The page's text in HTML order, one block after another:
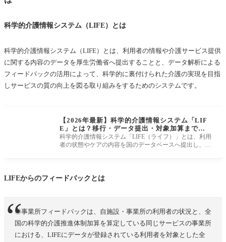
利用者フィードバック票の活用例
「LIFEへの情報提出が必要な加算とフィードバック
科学的介護推進ページ
栄養ページ
褥瘡ページ
自立支援ページ
LIFEへのデータ登録・フィードバックのマニュアル
科学的介護情報システム（LIFE）とは
科学的介護情報システム（LIFE）とは、利用者の情報や介護サービス提供
に関する内容のデータを厚生労働省へ提出することと、データ解析による
フィードバックの活用によって、科学的に裏付けられた介護の実現を目指
しサービスの質の向上を図る取り組みをするためのシステムです。
【2026年最新】科学的介護情報システム「LIF
E」とは？移行・データ提出・対象加算まで総
まとめ
科学的介護情報システム「LIFE（ライフ）」とは、利用
者の状態やケアの内容を国のデータベースへ提出し、フ
LIFEからのフィードバックとは
〇事業所フィードバックは、自施設・事業所の利用者の状況と、全
国の科学的介護推進体制加算を算定している同じサービスの事業所
における、LIFEにデータが登録されている利用者を対象とした全